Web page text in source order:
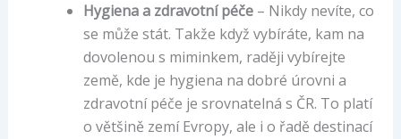
Hygiena a zdravotní péče– Nikdy nevíte, co
se může stát. Takže když vybíráte, kam na
dovolenou s miminkem, raději vybírejte
země, kde je hygiena na dobré úrovni a
zdravotní péče je srovnatelná s ČR. To platí
o většině zemí Evropy, ale i o řadě destinací